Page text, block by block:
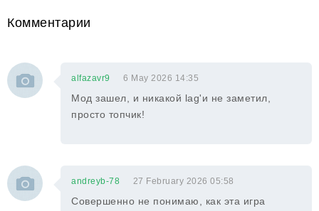
Комментарии
alfazavr9 6 May 2026 14:35
Мод зашел, и никакой lag'и не заметил,
просто топчик!
andreyb-78 27 February 2026 05:58
Совершенно не понимаю, как эта игра